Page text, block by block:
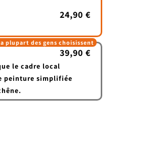
24,90 €
39,90 €
le cadre local
peinture simplifiée
plupart des gens choisissent